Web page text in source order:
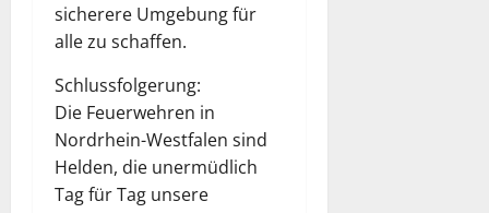
sicherere Umgebung für
alle zu schaffen.
Schlussfolgerung:
Die Feuerwehren in
Nordrhein-Westfalen sind
Helden, die unermüdlich
Tag für Tag unsere